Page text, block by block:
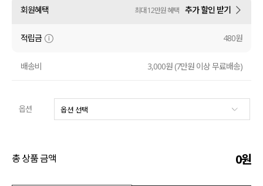
액티브
아우터
코디템
회원혜택 최대 12만원 혜택 추가 할인 받기
적립금 480원
배송비 3,000원 (7만원 이상 무료배송)
옵션
총 상품 금액 0원